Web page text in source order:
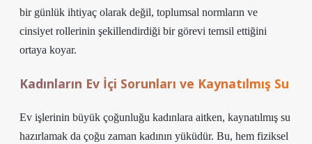
bir günlük ihtiyaç olarak değil, toplumsal normların ve
cinsiyet rollerinin şekillendirdiği bir görevi temsil ettiğini
ortaya koyar.
Kadınların Ev İçi Sorunları ve Kaynatılmış Su
Ev işlerinin büyük çoğunluğu kadınlara aitken, kaynatılmış su
hazırlamak da çoğu zaman kadının yüküdür. Bu, hem fiziksel